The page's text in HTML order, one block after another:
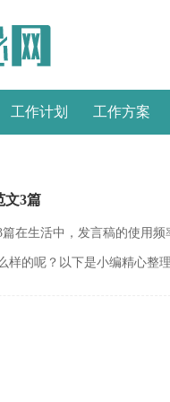
工作计划 工作方案
文3篇
在生活中，发言稿的使用
样的呢？以下是小编精心整